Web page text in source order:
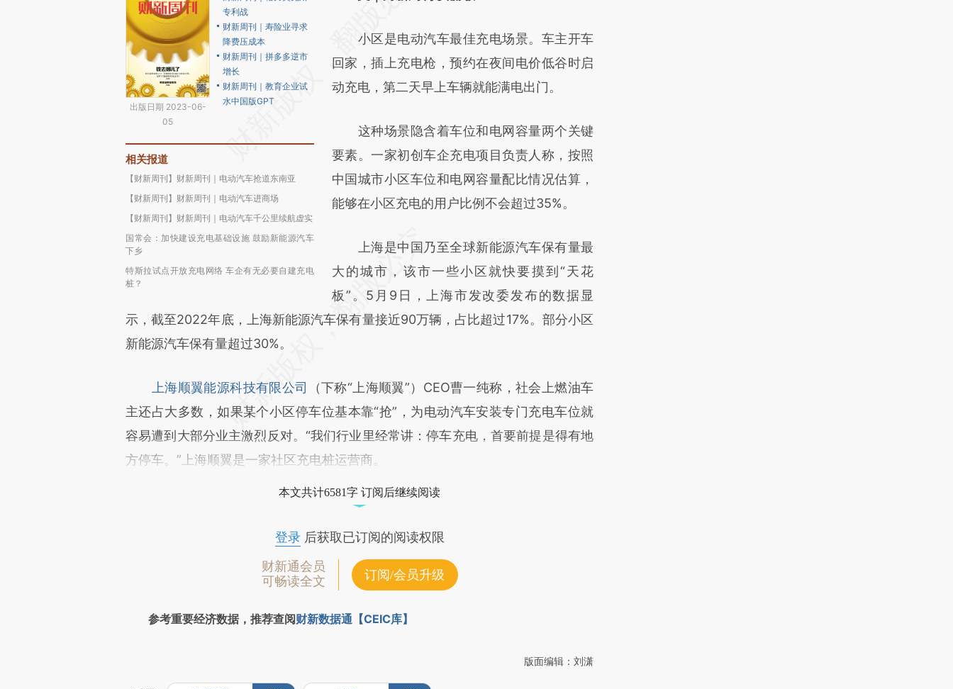
出版日期 2023-06-
05
专利战
财新周刊｜寿险业寻求
降费压成本
财新周刊｜拼多多逆市
增长
财新周刊｜教育企业试
水中国版GPT
相关报道
【财新周刊】财新周刊｜电动汽车抢道东南亚
【财新周刊】财新周刊｜电动汽车进商场
【财新周刊】财新周刊｜电动汽车千公里续航虚实
国常会：加快建设充电基础设施 鼓励新能源汽车
下乡
特斯拉试点开放充电网络 车企有无必要自建充电
桩？
小区是电动汽车最佳充电场景。车主开车
回家，插上充电枪，预约在夜间电价低谷时启
动充电，第二天早上车辆就能满电出门。
这种场景隐含着车位和电网容量两个关键
要素。一家初创车企充电项目负责人称，按照
中国城市小区车位和电网容量配比情况估算，
能够在小区充电的用户比例不会超过35%。
上海是中国乃至全球新能源汽车保有量最
大的城市，该市一些小区就快要摸到“天花
板”。5月9日，上海市发改委发布的数据显
示，截至2022年底，上海新能源汽车保有量接近90万辆，占比超过17%。部分小区
新能源汽车保有量超过30%。
上海顺翼能源科技有限公司
（下称“上海顺翼”）CEO曹一纯称，社会上燃油车
主还占大多数，如果某个小区停车位基本靠“抢”，为电动汽车安装专门充电车位就
容易遭到大部分业主激烈反对。“我们行业里经常讲：停车充电，首要前提是得有地
方停车。”上海顺翼是一家社区充电桩运营商。
本文共计6581字 订阅后继续阅读
登录后获取已订阅的阅读权限
财新通会员
可畅读全文
订阅/会员升级
参考重要经济数据，推荐查阅财新数据通【CEIC库】
版面编辑：刘潇